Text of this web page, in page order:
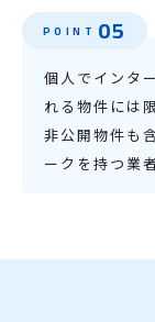
POINT 05
個人でインタ
れる物件には
非公開物件も
ークを持つ業